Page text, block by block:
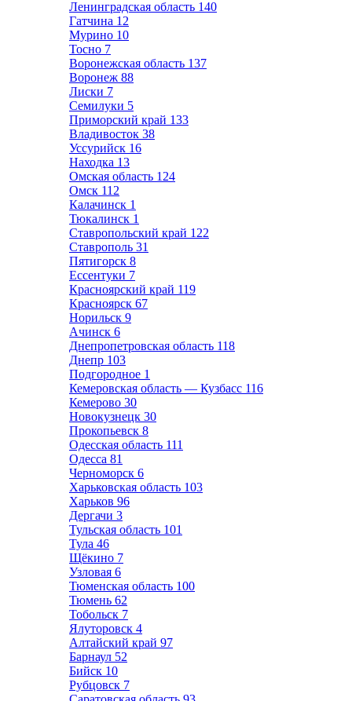
Ленинградская область 140
Гатчина 12
Мурино 10
Тосно 7
Воронежская область 137
Воронеж 88
Лиски 7
Семилуки 5
Приморский край 133
Владивосток 38
Уссурийск 16
Находка 13
Омская область 124
Омск 112
Калачинск 1
Тюкалинск 1
Ставропольский край 122
Ставрополь 31
Пятигорск 8
Ессентуки 7
Красноярский край 119
Красноярск 67
Норильск 9
Ачинск 6
Днепропетровская область 118
Днепр 103
Подгородное 1
Кемеровская область — Кузбасс 116
Кемерово 30
Новокузнецк 30
Прокопьевск 8
Одесская область 111
Одесса 81
Черноморск 6
Харьковская область 103
Харьков 96
Дергачи 3
Тульская область 101
Тула 46
Щёкино 7
Узловая 6
Тюменская область 100
Тюмень 62
Тобольск 7
Ялуторовск 4
Алтайский край 97
Барнаул 52
Бийск 10
Рубцовск 7